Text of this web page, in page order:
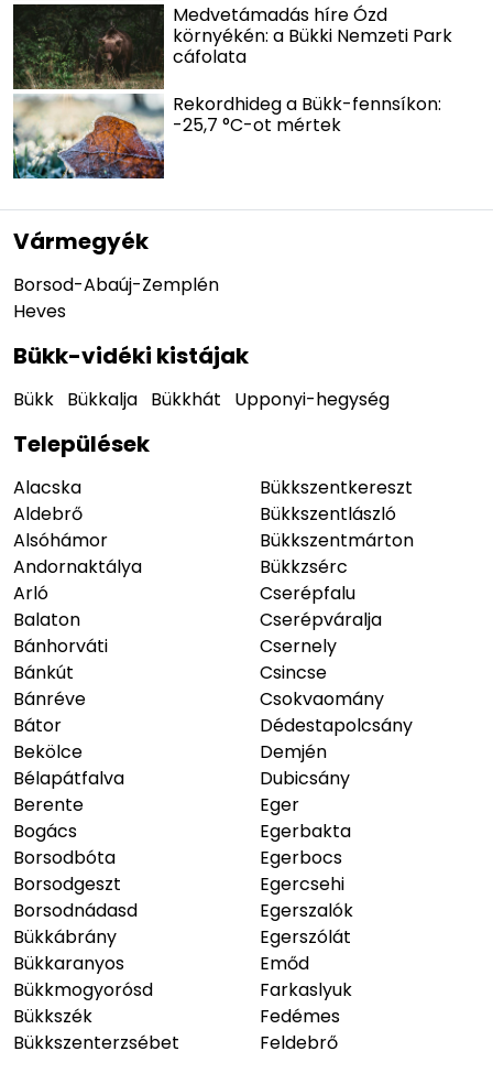
Medvetámadás híre Ózd
környékén: a Bükki Nemzeti Park
cáfolata
Rekordhideg a Bükk-fennsíkon:
-25,7 °C-ot mértek
Vármegyék
Borsod-Abaúj-Zemplén
Heves
Bükk-vidéki kistájak
Bükk Bükkalja Bükkhát Upponyi-hegység
Települések
Alacska
Aldebrő
Alsóhámor
Andornaktálya
Arló
Balaton
Bánhorváti
Bánkút
Bánréve
Bátor
Bekölce
Bélapátfalva
Berente
Bogács
Borsodbóta
Borsodgeszt
Borsodnádasd
Bükkábrány
Bükkaranyos
Bükkmogyorósd
Bükkszék
Bükkszenterzsébet
Bükkszentkereszt
Bükkszentlászló
Bükkszentmárton
Bükkzsérc
Cserépfalu
Cserépváralja
Csernely
Csincse
Csokvaomány
Dédestapolcsány
Demjén
Dubicsány
Eger
Egerbakta
Egerbocs
Egercsehi
Egerszalók
Egerszólát
Emőd
Farkaslyuk
Fedémes
Feldebrő